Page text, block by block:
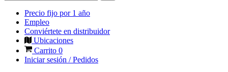
Precio fijo por 1 año
Empleo
Conviértete en distribuidor
Ubicaciones
Carrito 0
Iniciar sesión / Pedidos